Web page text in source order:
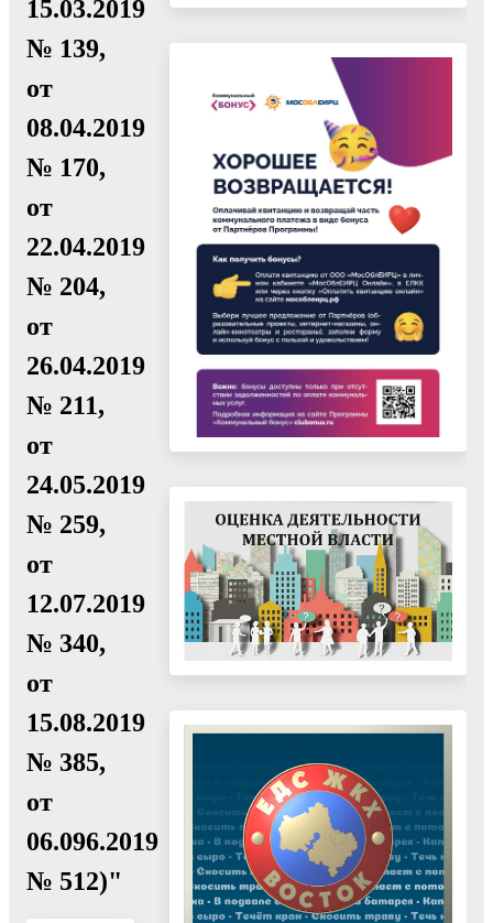
15.03.2019
№ 139,
от
08.04.2019
№ 170,
от
22.04.2019
№ 204,
от
26.04.2019
№ 211,
от
24.05.2019
№ 259,
от
12.07.2019
№ 340,
от
15.08.2019
№ 385,
от
06.096.2019
№ 512)"